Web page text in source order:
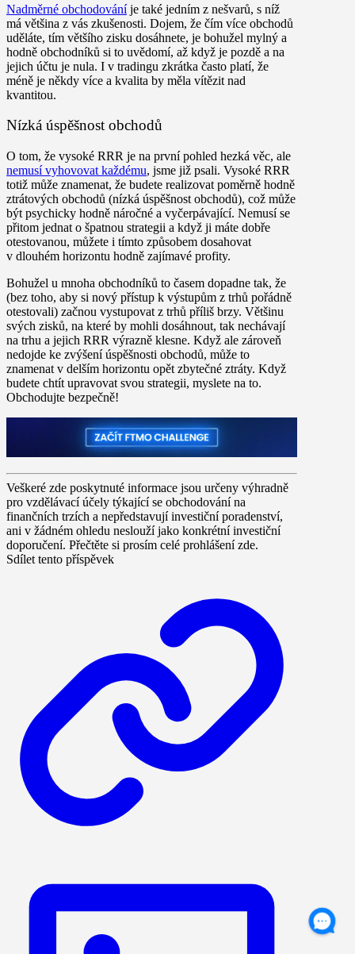
Nadměrné obchodováníje také jedním z nešvarů, s níž
má většina z vás zkušenosti. Dojem, že čím více obchodů
uděláte, tím většího zisku dosáhnete, je bohužel mylný a
hodně obchodníků si to uvědomí, až když je pozdě a na
jejich účtu je nula. I v tradingu zkrátka často platí, že
méně je někdy více a kvalita by měla vítězit nad
kvantitou.
Nízká úspěšnost obchodů
O tom, že vysoké RRR je na první pohled hezká věc, ale
nemusí vyhovovat každému, jsme již psali. Vysoké RRR
totiž může znamenat, že budete realizovat poměrně hodně
ztrátových obchodů (nízká úspěšnost obchodů), což může
být psychicky hodně náročné a vyčerpávající. Nemusí se
přitom jednat o špatnou strategii a když ji máte dobře
otestovanou, můžete i tímto způsobem dosahovat
v dlouhém horizontu hodně zajímavé profity.
Bohužel u mnoha obchodníků to časem dopadne tak, že
(bez toho, aby si nový přístup k výstupům z trhů pořádně
otestovali) začnou vystupovat z trhů příliš brzy. Většinu
svých zisků, na které by mohli dosáhnout, tak nechávají
na trhu a jejich RRR výrazně klesne. Když ale zároveň
nedojde ke zvýšení úspěšnosti obchodů, může to
znamenat v delším horizontu opět zbytečné ztráty. Když
budete chtít upravovat svou strategii, myslete na to.
Obchodujte bezpečně!
Veškeré zde poskytnuté informace jsou určeny výhradně
pro vzdělávací účely týkající se obchodování na
finančních trzích a nepředstavují investiční poradenství,
ani v žádném ohledu neslouží jako konkrétní investiční
doporučení. Přečtěte si prosím celé prohlášení zde.
Sdílet tento příspěvek